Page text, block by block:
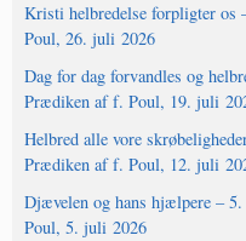
Kristi helbredelse forpligter os
Poul, 26. juli 2026
Dag for dag forvandles og
Prædiken af f. Poul, 19. juli
Helbred alle vore
Prædiken af f. Poul, 12. juli
Djævelen og hans hjælpere –
Poul, 5. juli 2026